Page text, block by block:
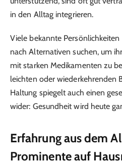
in den Alltag integrieren.
Viele bekannte
nach Alternativen suchen, um
mit starken Medikamenten zu
leichten oder wiederkehrenden
Haltung spiegelt auch einen
wider: Gesundheit wird heute
Erfahrung aus dem
Prominente auf